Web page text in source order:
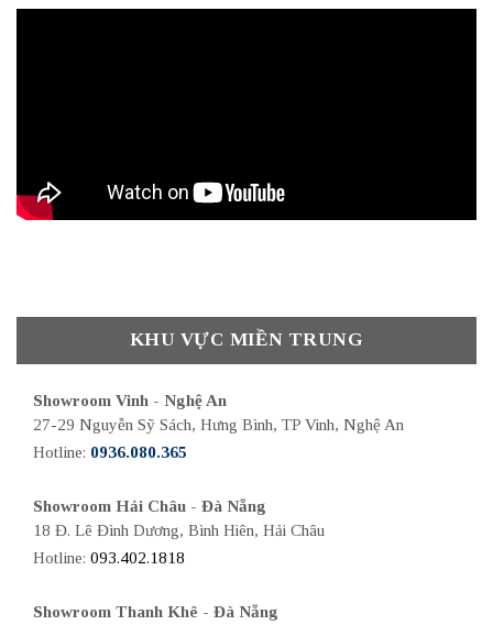
KHU VỰC MIỀN TRUNG
Showroom Vinh - Nghệ An
27-29 Nguyễn Sỹ Sách, Hưng Bình, TP Vinh, Nghệ An
Hotline: 0936.080.365
Showroom Hải Châu - Đà Nẵng
18 Đ. Lê Đình Dương, Bình Hiên, Hải Châu
Hotline: 093.402.1818
Showroom Thanh Khê - Đà Nẵng